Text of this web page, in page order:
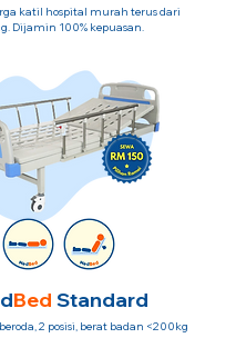
katil hospital murah terus dari
Dijamin 100% kepuasan.
Bed Standard
2 posisi, berat badan <200kg